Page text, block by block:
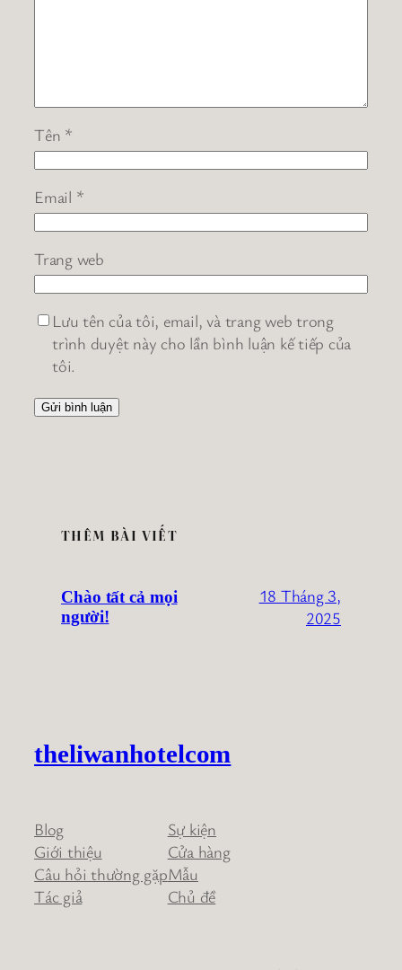
Tên *
Email *
Trang web
Lưu tên của tôi, email, và trang web trong
trình duyệt này cho lần bình luận kế tiếp của
tôi.
THÊM BÀI VIẾT
Chào tất cả mọi
người!
18 Tháng 3,
2025
theliwanhotelcom
Blog
Giới thiệu
Câu hỏi thường gặp
Tác giả
Sự kiện
Cửa hàng
Mẫu
Chủ đề